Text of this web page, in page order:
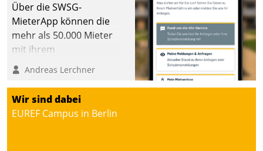
Über die SWSG-
MieterApp können die
mehr als 50.000 Mieter
mit ihrem
Wohnungsunternehmen
kommunizieren, auf dem
Laufenden bleiben, Daten
einsehen und ändern
oder
Andreas Lerchner
Wir sind dabei
EUREF Campus in Berlin